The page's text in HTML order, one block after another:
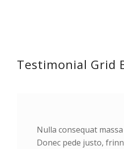
Testimonial Grid
Nulla consequat
Donec pede justo,